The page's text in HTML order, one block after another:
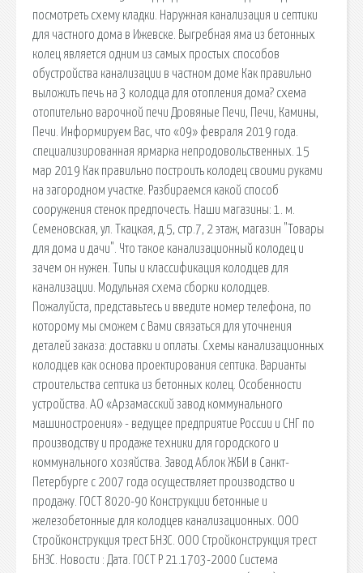
посмотреть схему кладки. Наружная канализация и септики
для частного дома в Ижевске. Выгребная яма из бетонных
колец является одним из самых простых способов
обустройства канализации в частном доме Как правильно
выложить печь на 3 колодца для отопления дома? схема
отопительно варочной печи Дровяные Печи, Печи, Камины,
Печи. Информируем Вас, что «09» февраля 2019 года.
специализированная ярмарка непродовольственных. 15
мар 2019 Как правильно построить колодец своими руками
на загородном участке. Разбираемся какой способ
сооружения стенок предпочесть. Наши магазины: 1. м.
Семеновская, ул. Ткацкая, д.5, стр.7, 2 этаж, магазин "Товары
для дома и дачи". Что такое канализационный колодец и
зачем он нужен. Типы и классификация колодцев для
канализации. Модульная схема сборки колодцев.
Пожалуйста, представьтесь и введите номер телефона, по
которому мы сможем с Вами связаться для уточнения
деталей заказа: доставки и оплаты. Схемы канализационных
колодцев как основа проектирования септика. Варианты
строительства септика из бетонных колец. Особенности
устройства. АО «Арзамасский завод коммунального
машиностроения» - ведущее предприятие России и СНГ по
производству и продаже техники для городского и
коммунального хозяйства. Завод Аблок ЖБИ в Санкт-
Петербурге с 2007 года осуществляет производство и
продажу. ГОСТ 8020-90 Конструкции бетонные и
железобетонные для колодцев канализационных. ООО
Стройконструкция трест БНЗС. ООО Стройконструкция трест
БНЗС. Новости : Дата. ГОСТ Р 21.1703-2000 Система